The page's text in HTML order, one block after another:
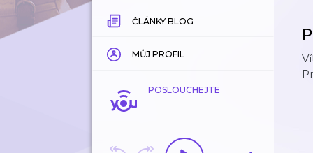
ČLÁNKY BLOG
MŮJ PROFIL
POSLOUCHEJTE